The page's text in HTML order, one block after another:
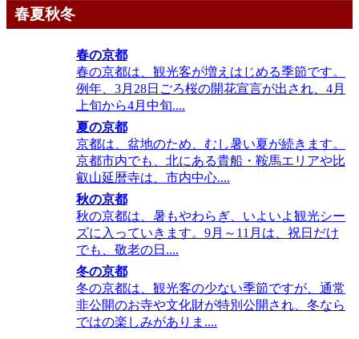
春夏秋冬
春の京都
春の京都は、観光客が増えはじめる季節です。
例年、3月28日ごろ桜の開花宣言が出され、4月
上旬から4月中旬....
夏の京都
京都は、盆地のため、むし暑い夏が続きます。
京都市内でも、北にある貴船・鞍馬エリアや比
叡山延暦寺は、市内中心....
秋の京都
秋の京都は、暑もやわらぎ、いよいよ観光シー
ズに入っていきます。9月～11月は、祝日だけ
でも、敬老の日....
冬の京都
冬の京都は、観光客の少ない季節ですが、通常
非公開のお寺や文化財が特別公開され、冬なら
ではの楽しみがありま....